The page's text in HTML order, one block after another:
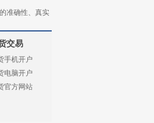
准确性、真实
交易
手机开户
电脑开户
官方网站